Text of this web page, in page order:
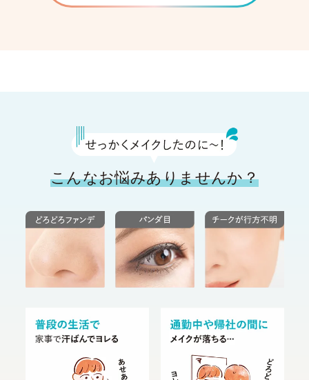
こんなお悩みありませんか？